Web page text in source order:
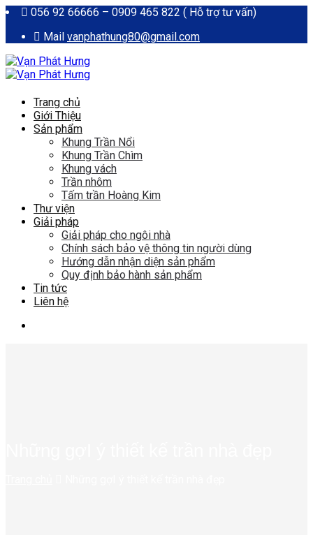
056 92 66666 – 0909 465 822 ( Hỗ trợ tư vấn)
Mail vanphathung80@gmail.com
Trang chủ
Giới Thiệu
Sản phẩm
Khung Trần Nổi
Khung Trần Chìm
Khung vách
Trần nhôm
Tấm trần Hoàng Kim
Thư viện
Giải pháp
Giải pháp cho ngôi nhà
Chính sách bảo vệ thông tin người dùng
Hướng dẫn nhận diện sản phẩm
Quy định bảo hành sản phẩm
Tin tức
Liên hệ